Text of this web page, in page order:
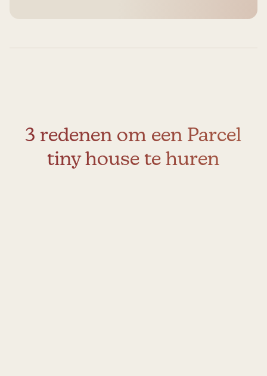
3 redenen om een Parcel
tiny house te huren